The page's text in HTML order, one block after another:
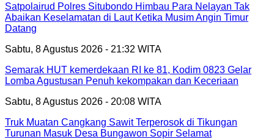
Satpolairud Polres Situbondo Himbau Para Nelayan Tak
Abaikan Keselamatan di Laut Ketika Musim Angin Timur
Datang
Sabtu, 8 Agustus 2026 - 21:32 WITA
Semarak HUT kemerdekaan RI ke 81, Kodim 0823 Gelar
Lomba Agustusan Penuh kekompakan dan Keceriaan
Sabtu, 8 Agustus 2026 - 20:08 WITA
Truk Muatan Cangkang Sawit Terperosok di Tikungan
Turunan Masuk Desa Bungawon Sopir Selamat